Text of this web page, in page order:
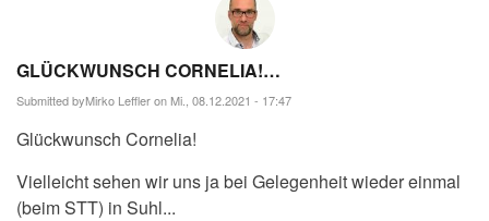
GLÜCKWUNSCH CORNELIA!…
Submitted byMirko Leffleron Mi., 08.12.2021 - 17:47
Glückwunsch Cornelia!
Vielleicht sehen wir uns ja bei Gelegenheit wieder einmal
(beim STT) in Suhl...